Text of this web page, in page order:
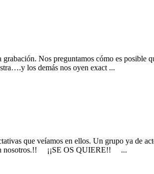
Nos preguntamos cómo es posible
los demás nos oyen exact ...
que veíamos en ellos. Un grupo ya de
con nosotros.!! ¡¡SE OS QUIERE!! ...